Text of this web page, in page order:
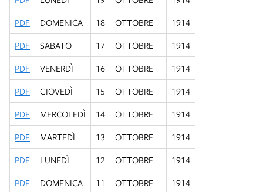
PDF
DOMENICA 18 OTTOBRE
1914
PDF
SABATO 17 OTTOBRE
1914
PDF
VENERDÌ 16 OTTOBRE
1914
PDF
GIOVEDÌ 15 OTTOBRE
1914
PDF
MERCOLEDÌ 14 OTTOBRE
1914
PDF
MARTEDÌ 13 OTTOBRE
1914
PDF
LUNEDÌ 12 OTTOBRE
1914
PDF
DOMENICA 11 OTTOBRE
1914